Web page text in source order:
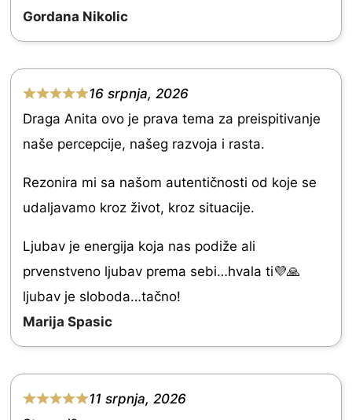
f
5
o
u
t
o
f
Gordana Nikolic
t
e
d
.
0
o
u
f
16 srpnja, 2026
Draga Anita ovo je prava tema za preispitivanje
naše percepcije, našeg razvoja i rasta.
Rezonira mi sa našom autentičnosti od koje se
udaljavamo kroz život, kroz situacije.
Ljubav je energija koja nas podiže ali
prvenstveno ljubav prema sebi…hvala ti💜🙏
ljubav je sloboda…tačno!
Marija Spasic
11 srpnja, 2026